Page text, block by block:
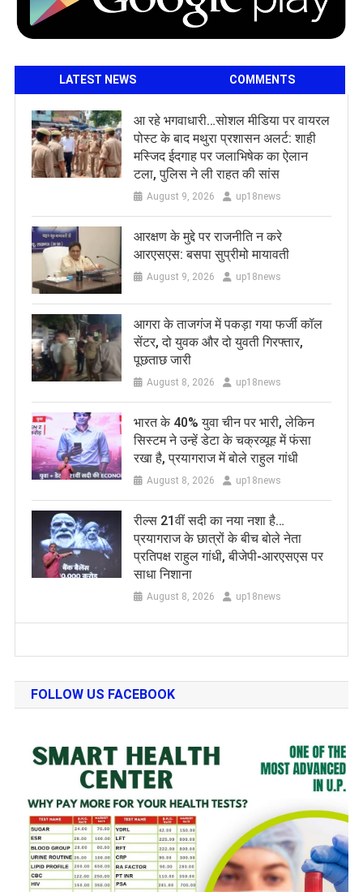
LATEST NEWS COMMENTS
आ रहे भगवाधारी…सोशल मीडिया पर वायरल
पोस्ट के बाद मथुरा प्रशासन अलर्ट: शाही
मस्जिद ईदगाह पर जलाभिषेक का ऐलान
टला, पुलिस ने ली राहत की सांस
August 9, 2026 up18news
आरक्षण के मुद्दे पर राजनीति न करे
आरएसएस: बसपा सुप्रीमो मायावती
August 9, 2026 up18news
आगरा के ताजगंज में पकड़ा गया फर्जी कॉल
सेंटर, दो युवक और दो युवती गिरफ्तार,
पूछताछ जारी
August 8, 2026 up18news
भारत के 40% युवा चीन पर भारी, लेकिन
सिस्टम ने उन्हें डेटा के चक्रव्यूह में फंसा
रखा है, प्रयागराज में बोले राहुल गांधी
August 8, 2026 up18news
रील्स 21वीं सदी का नया नशा है…
प्रयागराज के छात्रों के बीच बोले नेता
प्रतिपक्ष राहुल गांधी, बीजेपी-आरएसएस पर
साधा निशाना
August 8, 2026 up18news
FOLLOW US FACEBOOK